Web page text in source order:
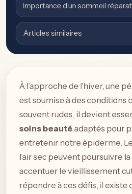
Importance d’un sommeil
Articles similaires
À l’approche de l’hiver, une
est soumise à des conditions
souvent rudes, il devient
soins beauté adaptés pour
entretenir notre épiderme.
l’air sec peuvent poursuivre
accentuer le vieillissement
répondre à ces défis, il existe